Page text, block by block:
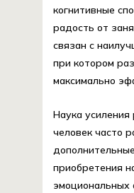
когнитивные
радость от
связан с
при котором
максимально
Наука усиления
человек часто
приобретения